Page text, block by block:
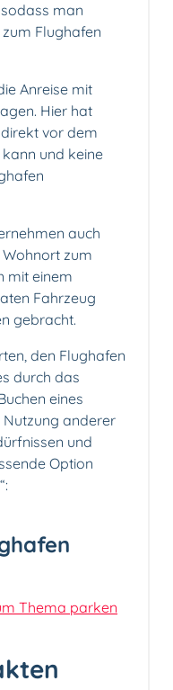
man
Flughafen
Anreise mit
Hier hat
vor dem
und keine
auch
zum
mit einem
Fahrzeug
gebracht.
den Flughafen
durch das
eines
anderer
und
Option
Thema parken